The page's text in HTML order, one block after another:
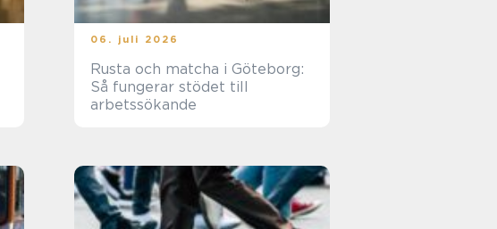
06. juli 2026
Rusta och matcha i Göteborg:
Så fungerar stödet till
arbetssökande